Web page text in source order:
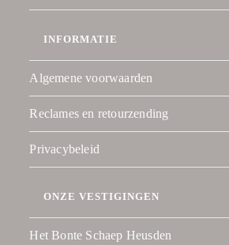
INFORMATIE
Algemene voorwaarden
Reclames en retourzending
Privacybeleid
ONZE VESTIGINGEN
Het Bonte Schaep Heusden